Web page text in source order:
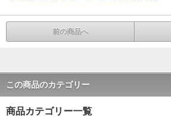
前の商品へ
この商品のカテゴリー
商品カテゴリー一覧